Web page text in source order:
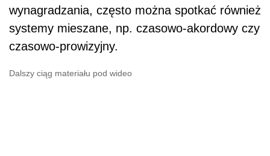
wynagradzania, często można spotkać również
systemy mieszane, np. czasowo-akordowy czy
czasowo-prowizyjny.
Dalszy ciąg materiału pod wideo